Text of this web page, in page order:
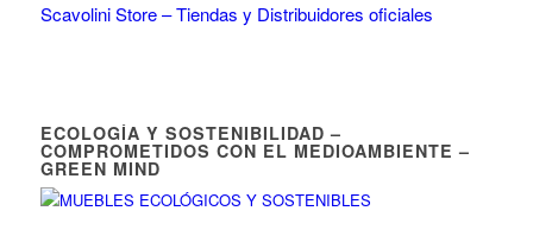
Scavolini Store – Tiendas y Distribuidores oficiales
ECOLOGÍA Y SOSTENIBILIDAD –
COMPROMETIDOS CON EL MEDIOAMBIENTE –
GREEN MIND